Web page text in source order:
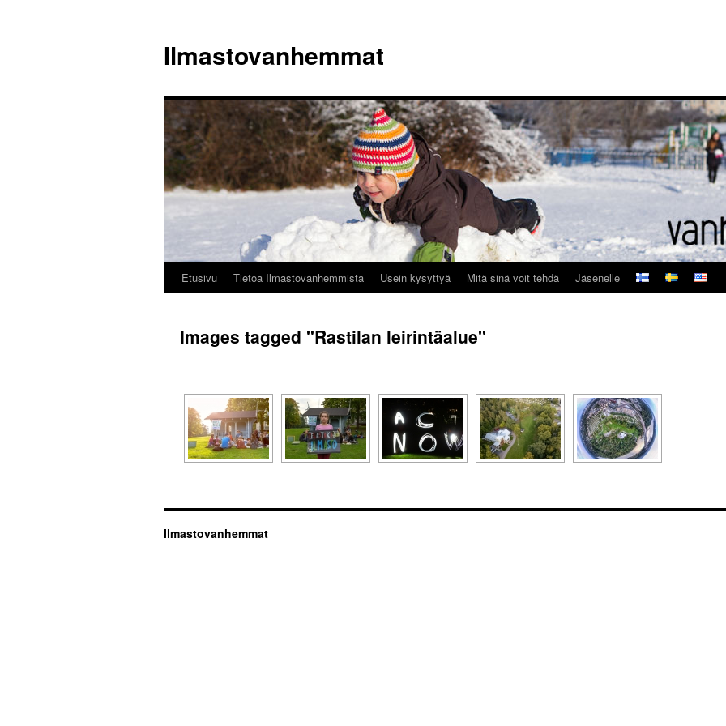
Ilmastovanhemmat
Etusivu Tietoa Ilmastovanhemmista Usein kysyttyä Mitä sinä voit tehdä Jäsenelle
Images tagged "Rastilan leirintäalue"
Ilmastovanhemmat